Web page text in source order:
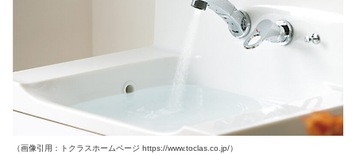
（画像引用：トクラスホームページ https://www.toclas.co.jp/）